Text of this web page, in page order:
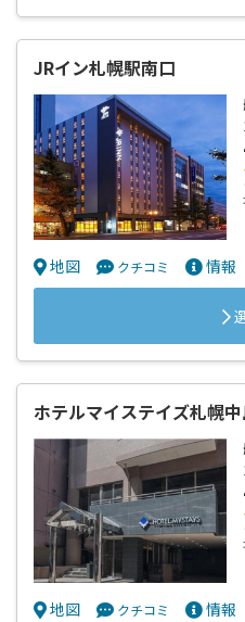
JRイン札幌駅南口
地図 クチコミ 情報
ホテルマイステイズ札幌
地図 クチコミ 情報